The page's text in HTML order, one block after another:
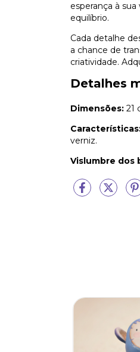
esperança à
equilíbrio.
Cada detalhe
a chance de
criatividade.
Detalhes
Dimensões: 21
verniz.
Vislumbre dos